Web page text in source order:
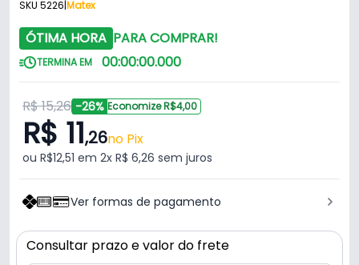
SKU 5226|Matex
ÓTIMA HORA PARA COMPRAR!
TERMINA EM 00:00:00.000
R$ 15,26 -26% Economize R$4,00
R$ 11,26no Pix
ou R$12,51 em 2x R$ 6,26 sem juros
Ver formas de pagamento
Consultar prazo e valor do frete